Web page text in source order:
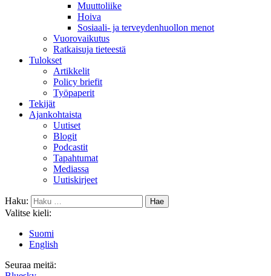
Muutto­liike
Hoiva
Sosiaali- ja terveyden­huollon menot
Vuorovaikutus
Ratkaisuja tieteestä
Tulokset
Artikkelit
Policy briefit
Työpaperit
Tekijät
Ajankohtaista
Uutiset
Blogit
Podcastit
Tapahtumat
Mediassa
Uutiskirjeet
Haku:
Valitse kieli:
Suomi
English
Seuraa meitä: